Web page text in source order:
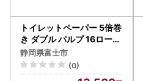
トイレットペーパー 5倍巻
き ダブル パルプ 16ロール
トイレット [sf002-531]
静岡県富士市
(0)